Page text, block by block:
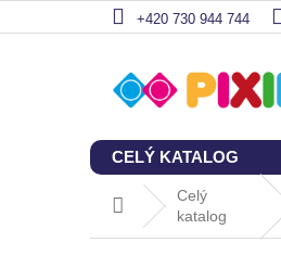
na
+420 730 944 744
CELÝ KATALOG
Domů
Celý
katalog